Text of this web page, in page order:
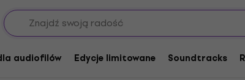
audiofilów Edycje limitowane Soundtracks